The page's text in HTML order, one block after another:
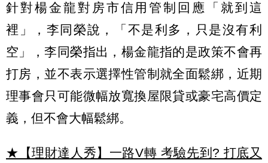
針對楊金龍對房市信用管制回應「就到這
裡」，李同榮說，「不是利多，只是沒有利
空」，李同榮指出，楊金龍指的是政策不會再
打房，並不表示選擇性管制就全面鬆綁，近期
理事會只可能微幅放寬換屋限貸或豪宅高價定
義，但不會大幅鬆綁。
★【理財達人秀】一路V轉 考驗先到? 打底又